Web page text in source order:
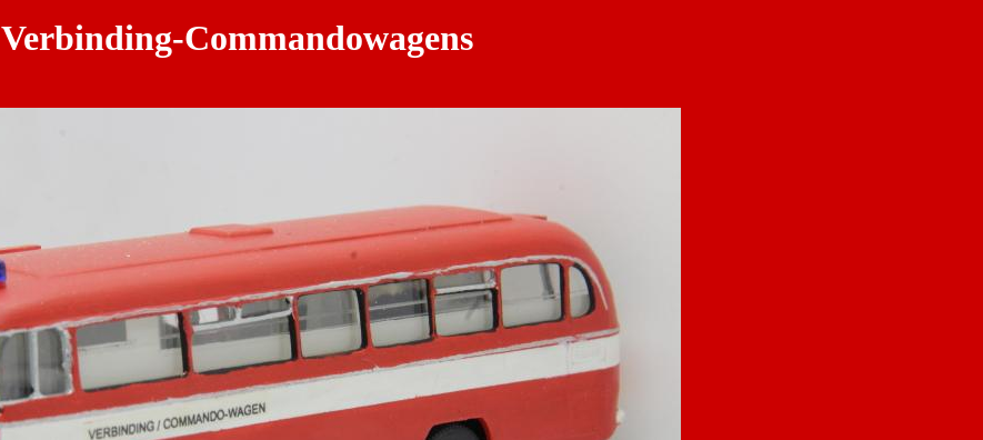
Verbinding-Commandowagens